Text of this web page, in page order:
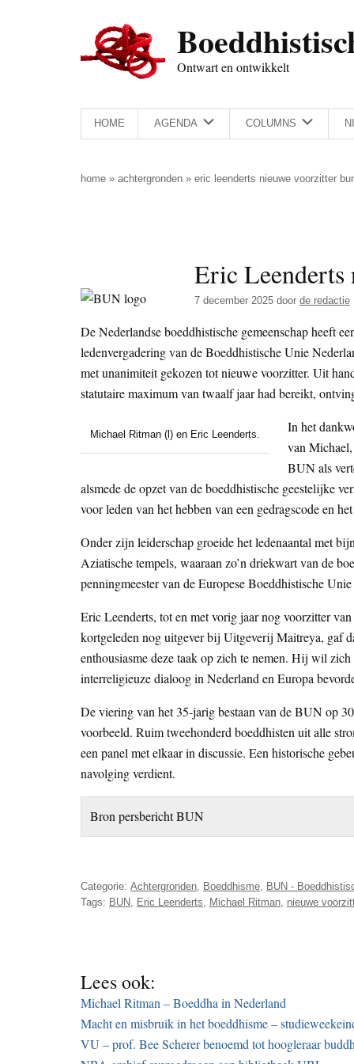
Ontwart en ontwikkelt
HOME AGENDA COLUMNS
home » achtergronden » eric leenderts nieuwe voorzitter
Eric
7 december 2025 door de redactie
De Nederlandse boeddhistische gemeenschap heeft
ledenvergadering van de Boeddhistische Unie
met unanimiteit gekozen tot nieuwe voorzitter. Uit
statutaire maximum van twaalf jaar had bereikt,
Michael Ritman (l) en Eric Leenderts.
In het
van
BUN als
alsmede de opzet van de boeddhistische geestelijke
voor leden van het hebben van een gedragscode en
Onder zijn leiderschap groeide het ledenaantal met
Aziatische tempels, waaraan zo’n driekwart van de
penningmeester van de Europese Boeddhistische
Eric Leenderts, tot en met vorig jaar nog voorzitter
kortgeleden nog uitgever bij Uitgeverij Maitreya, gaf
enthousiasme deze taak op zich te nemen. Hij wil
interreligieuze dialoog in Nederland en Europa
De viering van het 35-jarig bestaan van de BUN op
voorbeeld. Ruim tweehonderd boeddhisten uit alle
een panel met elkaar in discussie. Een historische
navolging verdient.
Bron persbericht BUN
Categorie: Achtergronden Boeddhisme BUN -
Tags: BUN Eric Leenderts Michael Ritman nieuwe
Lees ook:
Michael Ritman – Boeddha in Nederland
Macht en misbruik in het boeddhisme –
VU – prof. Bee Scherer benoemd tot hoogleraar